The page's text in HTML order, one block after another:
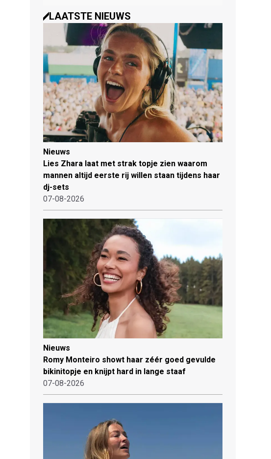
LAATSTE NIEUWS
Nieuws
Lies Zhara laat met strak topje zien waarom
mannen altijd eerste rij willen staan tijdens haar
dj-sets
07-08-2026
Nieuws
Romy Monteiro showt haar zéér goed gevulde
bikinitopje en knijpt hard in lange staaf
07-08-2026